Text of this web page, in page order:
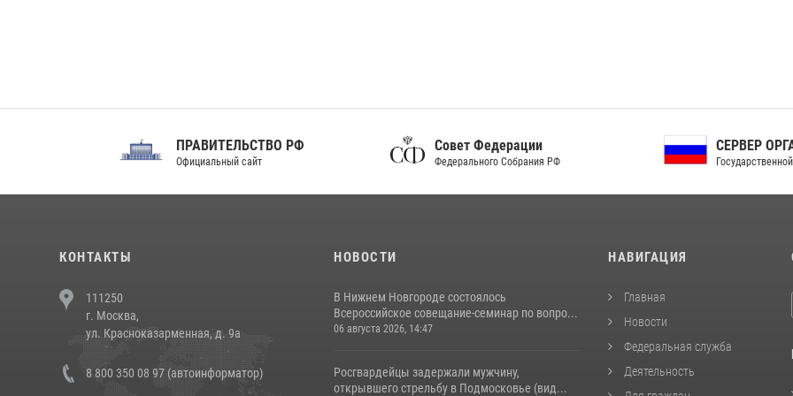
ПРАВИТЕЛЬСТВО РФ
Официальный сайт
Совет Федерации
Федерального Собрания РФ
СЕРВЕР ОРГАНОВ
Государственной власти РФ
КОНТАКТЫ
111250
г. Москва,
ул. Красноказарменная, д. 9а
8 800 350 08 97 (автоинформатор)
НОВОСТИ
В Нижнем Новгороде состоялось
Всероссийское совещание-семинар по вопро...
06 августа 2026, 14:47
Росгвардейцы задержали мужчину,
открывшего стрельбу в Подмосковье (вид...
НАВИГАЦИЯ
Главная
Новости
Федеральная служба
Деятельность